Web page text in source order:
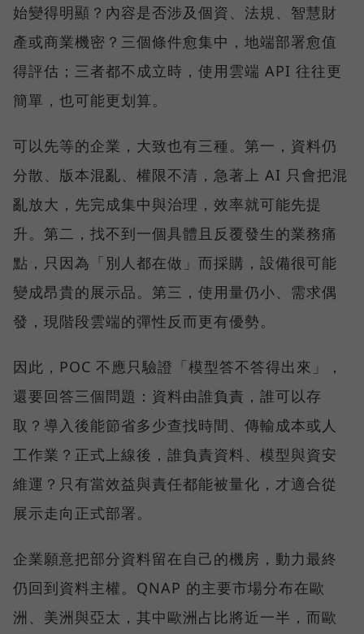
始變得明顯？內容是否涉及個資、法規、智慧財
產或商業機密？三個條件愈集中，地端部署愈值
得評估；三者都不成立時，使用雲端 API 往往更
簡單，也可能更划算。
可以先等的企業，大致也有三種。第一，資料仍
分散、版本混亂、權限不清，急著上 AI 只會把混
亂放大，先完成集中與治理，效率就可能先提
升。第二，找不到一個具體且反覆發生的業務痛
點，只因為「別人都在做」而採購，設備很可能
變成昂貴的展示品。第三，使用量仍小、需求偶
發，現階段雲端的彈性反而更有優勢。
因此，POC 不應只驗證「模型答不答得出來」，
還要回答三個問題：資料由誰負責，誰可以存
取？導入後能節省多少查找時間、傳輸成本或人
工作業？正式上線後，誰負責資料、模型與資安
維運？只有當效益與責任都能被量化，才適合從
展示走向正式部署。
企業願意把部分資料留在自己的機房，動力最終
仍回到資料主權。QNAP 的主要市場分布在歐
洲、美洲與亞太，其中歐洲占比將近一半，而歐